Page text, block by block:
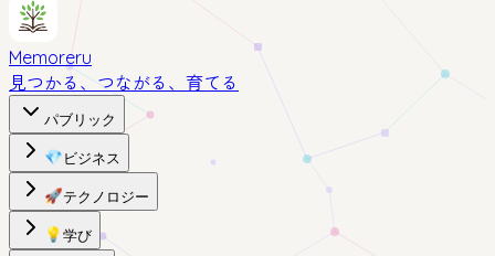
Memoreru
見つかる、つながる、育てる
パブリック
💎 ビジネス
🚀テクノロジー
💡 学び